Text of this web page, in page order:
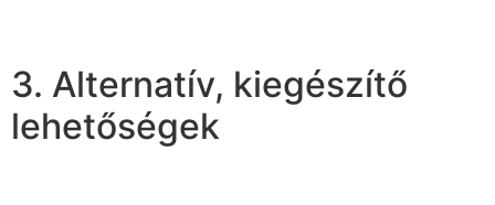
3. Alternatív, kiegészítő
lehetőségek